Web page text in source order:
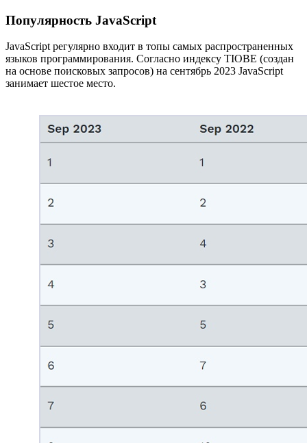
Популярность JavaScript
JavaScript регулярно входит в топы самых распространенных
языков программирования. Согласно индексу TIOBE (создан
на основе поисковых запросов) на сентябрь 2023 JavaScript
занимает шестое место.